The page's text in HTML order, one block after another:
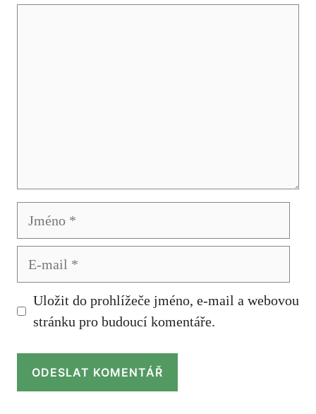
Jméno
Uložit do prohlížeče jméno, e-mail a webovou
stránku pro budoucí komentáře.